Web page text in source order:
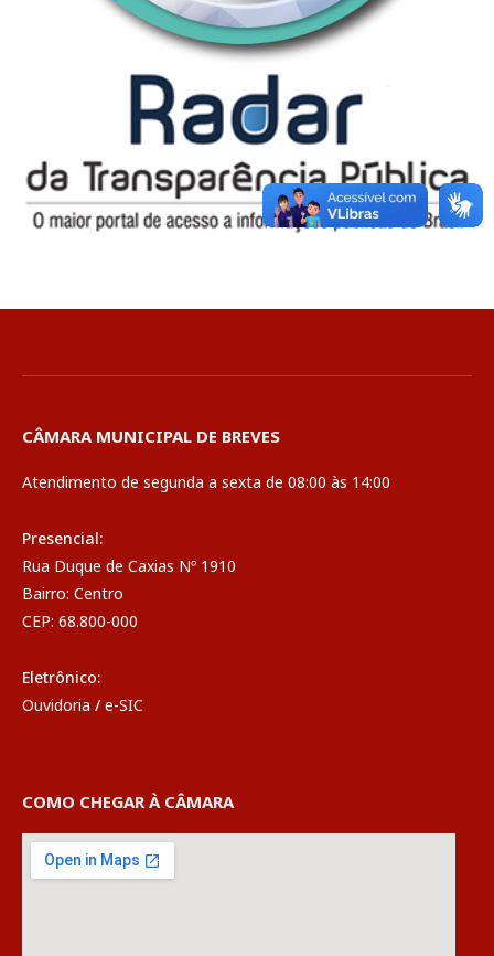
CÂMARA MUNICIPAL DE BREVES
Atendimento de segunda a sexta de 08:00 às 14:00
Presencial:
Rua Duque de Caxias Nº 1910
Bairro: Centro
CEP: 68.800-000
Eletrônico:
Ouvidoria / e-SIC
COMO CHEGAR À CÂMARA